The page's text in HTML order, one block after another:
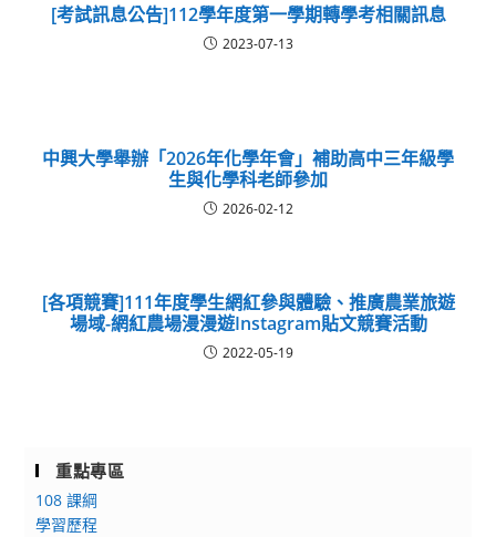
[考試訊息公告]112學年度第一學期轉學考相關訊息
2023-07-13
中興大學舉辦「2026年化學年會」補助高中三年級學
生與化學科老師參加
2026-02-12
[各項競賽]111年度學生網紅參與體驗、推廣農業旅遊
場域-網紅農場漫漫遊Instagram貼文競賽活動
2022-05-19
重點專區
108 課綱
學習歷程